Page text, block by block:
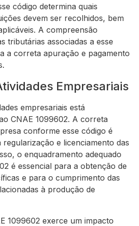
código determina quais
devem ser recolhidos, bem
A compreensão
tributárias associadas a esse
a correta apuração e pagamento
Empresariais
empresariais está
CNAE 1099602. A correta
conforme esse código é
e licenciamento das
o enquadramento adequado
é essencial para a obtenção de
e para o cumprimento das
à produção de
1099602 exerce um impacto